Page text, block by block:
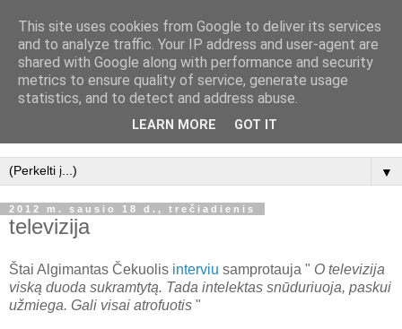
marmalus
... čia mano tinklaraštis (blog'as), čia mano karalija, čia aš
rašau ką noriu..., jei turite ką pasakyti- mielai išklausysiu, jei
neturite- eikite sau...
▼
2012 m. sausio 18 d., trečiadienis
televizija
Štai Algimantas Čekuolis interviu samprotauja " O televizija
viską duoda sukramtytą. Tada intelektas snūduriuoja, paskui
užmiega. Gali visai atrofuotis "
This site uses cookies from Google to deliver its services
and to analyze traffic. Your IP address and user-agent are
shared with Google along with performance and security
metrics to ensure quality of service, generate usage
statistics, and to detect and address abuse.
LEARN MORE GOT IT